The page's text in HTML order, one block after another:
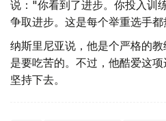
说："你看到了进步。你投入训
争取进步。这是每个举重选手
纳斯里尼亚说，他是个严格的
是要吃苦的。不过，他酷爱这
坚持下去。